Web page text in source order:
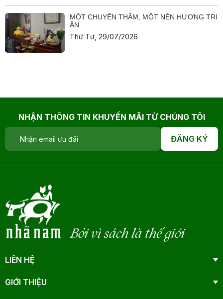
MỘT CHUYẾN THĂM, MỘT NÉN HƯƠNG TRI
ÂN
Thứ Tư, 29/07/2026
NHẬN THÔNG TIN KHUYẾN MÃI TỪ CHÚNG TÔI
ĐĂNG KÝ
Bởi vì sách là thế giới
LIÊN HỆ
GIỚI THIỆU